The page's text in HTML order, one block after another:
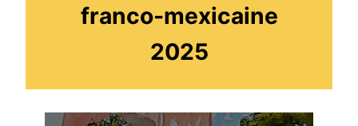
franco-mexicaine
2025